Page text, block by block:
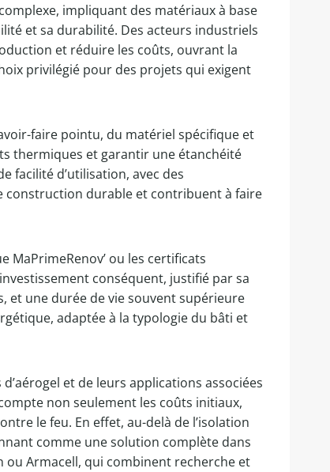
impliquant des matériaux à base
et sa durabilité. Des acteurs industriels
et réduire les coûts, ouvrant la
privilégié pour des projets qui exigent
faire pointu, du matériel spécifique et
thermiques et garantir une étanchéité
facilité d’utilisation, avec des
construction durable et contribuent à faire
MaPrimeRenov’ ou les certificats
conséquent, justifié par sa
une durée de vie souvent supérieure
adaptée à la typologie du bâti et
et de leurs applications associées
non seulement les coûts initiaux,
le feu. En effet, au-delà de l’isolation
comme une solution complète dans
ou Armacell, qui combinent recherche et